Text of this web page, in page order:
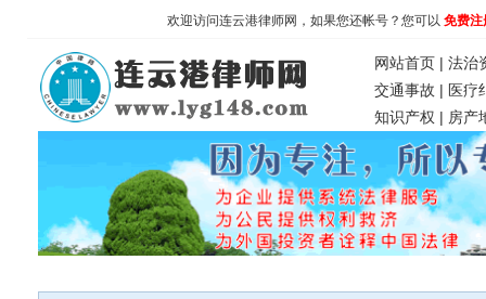
欢迎访问连云港律师网，如果您还帐号？您可以 免费注
网站首页 | 法治
交通事故 | 医疗
知识产权 | 房产